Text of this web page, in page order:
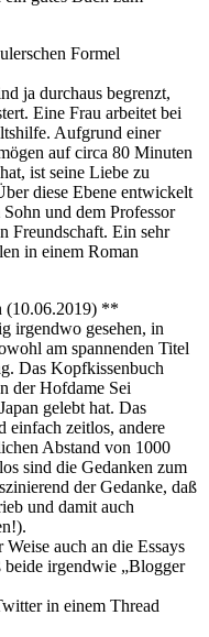
Formel
ja durchaus begrenzt,
Eine Frau arbeitet bei
Aufgrund einer
auf circa 80 Minuten
ist seine Liebe zu
diese Ebene entwickelt
und dem Professor
Freundschaft. Ein sehr
in einem Roman
(10.06.2019) **
irgendwo gesehen, in
am spannenden Titel
Das Kopfkissenbuch
der Hofdame Sei
gelebt hat. Das
einfach zeitlos, andere
Abstand von 1000
sind die Gedanken zum
der Gedanke, daß
und damit auch
auch an die Essays
irgendwie „Blogger
in einem Thread